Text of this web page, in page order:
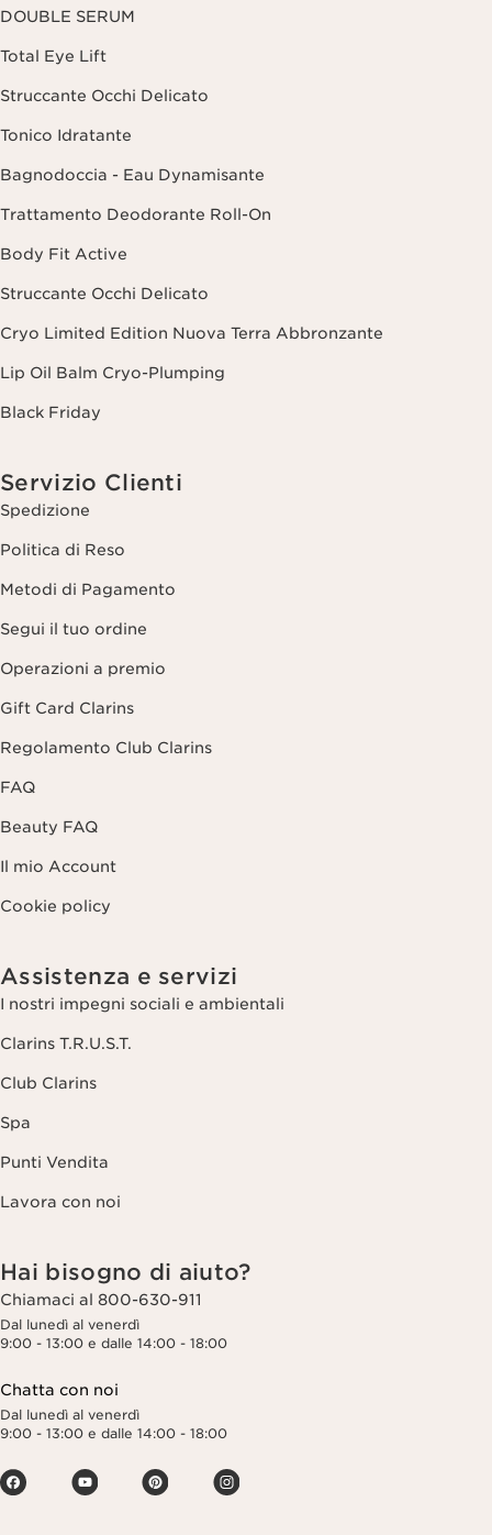
DOUBLE SERUM
Total Eye Lift
Struccante Occhi Delicato
Tonico Idratante
Bagnodoccia - Eau Dynamisante
Trattamento Deodorante Roll-On
Body Fit Active
Struccante Occhi Delicato
Cryo Limited Edition Nuova Terra Abbronzante
Lip Oil Balm Cryo-Plumping
Black Friday
Servizio Clienti
Spedizione
Politica di Reso
Metodi di Pagamento
Segui il tuo ordine
Operazioni a premio
Gift Card Clarins
Regolamento Club Clarins
FAQ
Beauty FAQ
Il mio Account
Cookie policy
Assistenza e servizi
I nostri impegni sociali e ambientali
Clarins T.R.U.S.T.
Club Clarins
Spa
Punti Vendita
Lavora con noi
Hai bisogno di aiuto?
Chiamaci al 800-630-911
Dal lunedì al venerdì
9:00 - 13:00 e dalle 14:00 - 18:00
Chatta con noi
Dal lunedì al venerdì
9:00 - 13:00 e dalle 14:00 - 18:00